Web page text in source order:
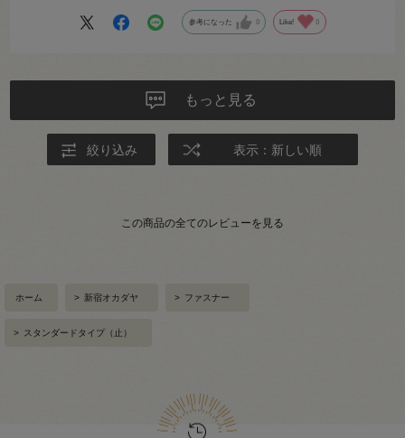
参考になった 0 Like! 0
もっと見る
絞り込み 表示：新しい順
この商品の全てのレビューを見る
ホーム > 新宿オカダヤ > ファスナー
> スタンダードタイプ（止）